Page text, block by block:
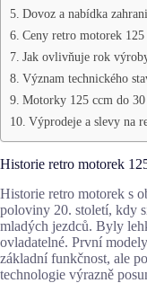
Dovoz a nabídka
Ceny retro motorek
Jak ovlivňuje rok
Význam technického
Motorky 125 ccm do
Výprodeje a slevy na
Historie retro motorek
Historie retro motorek s
poloviny 20. století, kdy
mladých jezdců. Byly
ovladatelné. První
základní funkčnost, ale
technologie výrazně